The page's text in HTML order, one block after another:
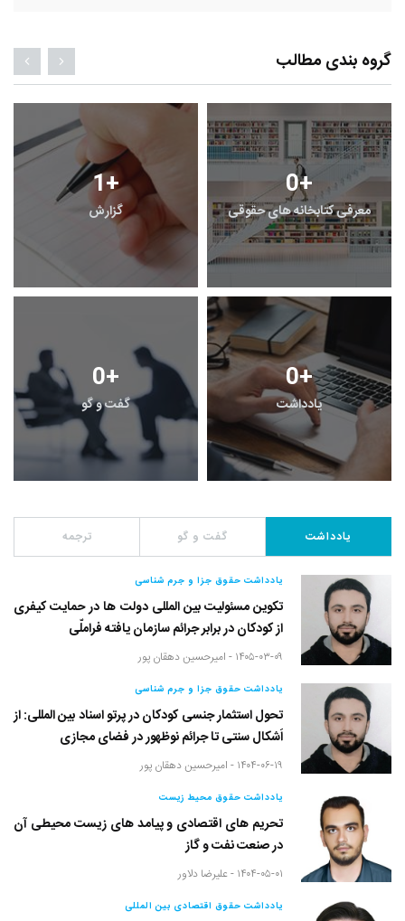
گروه بندی مطالب
1+
گزارش
0+
معرفی کتابخانه های حقوقی
0+
گفت و گو
0+
یادداشت
یادداشت گفت و گو ترجمه
یادداشت حقوق جزا و جرم شناسی
تکوین مسئولیت بین المللی دولت ها در حمایت کیفری
از کودکان در برابر جرائم سازمان یافته فراملّی
۱۴۰۵-۰۳-۰۹ - امیرحسین دهقان پور
یادداشت حقوق جزا و جرم شناسی
تحول استثمار جنسی کودکان در پرتو اسناد بین المللی: از
اَشکال سنتی تا جرائم نوظهور در فضای مجازی
۱۴۰۴-۰۶-۱۹ - امیرحسین دهقان پور
یادداشت حقوق محیط زیست
تحریم های اقتصادی و پیامد های زیست محیطی آن
در صنعت نفت و گاز
۱۴۰۴-۰۵-۰۱ - علیرضا دلاور
یادداشت حقوق اقتصادی بین المللی